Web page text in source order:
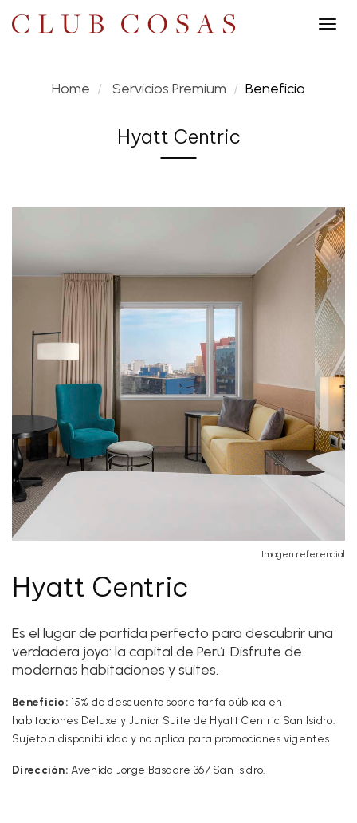
Home Servicios Premium Beneficio
Hyatt Centric
Imagen referencial
Hyatt Centric
Es el lugar de partida perfecto para descubrir una
verdadera joya: la capital de Perú. Disfrute de
modernas habitaciones y suites.
Beneficio: 15% de descuento sobre tarifa pública en
habitaciones Deluxe y Junior Suite de Hyatt Centric San Isidro.
Sujeto a disponibilidad y no aplica para promociones vigentes.
Dirección:Avenida Jorge Basadre 367 San Isidro.